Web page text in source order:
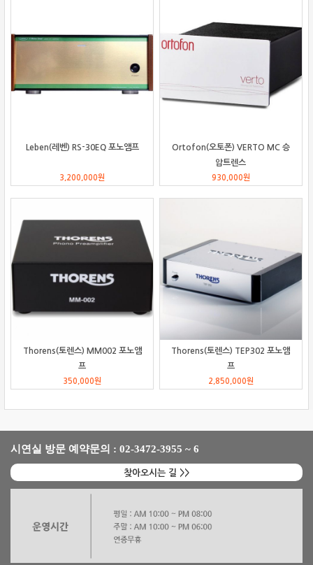
Leben(레벤) RS-30EQ 포노앰프
3,200,000원
Ortofon(오토폰) VERTO MC 승
압트렌스
930,000원
Thorens(토렌스) MM002 포노앰
프
350,000원
Thorens(토렌스) TEP302 포노앰
프
2,850,000원
시연실 방문 예약문의 : 02-3472-3955 ~ 6
찾아오시는 길 >>